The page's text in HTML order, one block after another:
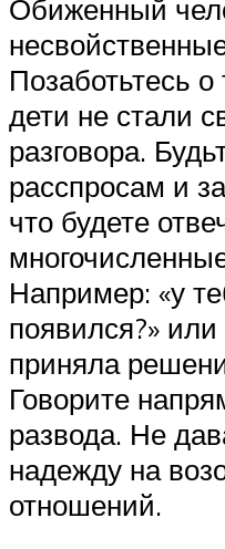
Обиженный
Позаботьтесь
дети не стали
разговора.
расспросам и
что будете
Например: «у
появился?»
приняла
Говорите
развода. Не
надежду на
отношений.